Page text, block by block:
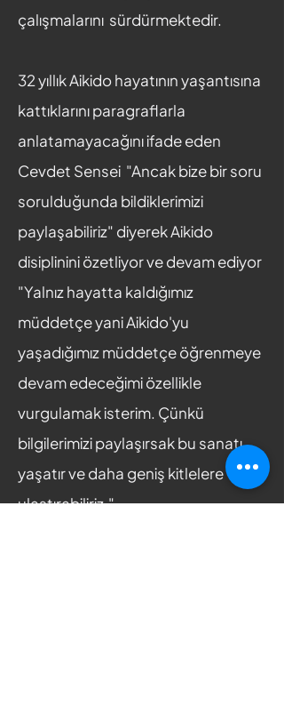
çalışmalarını sürdürmektedir.
32 yıllık Aikido hayatının yaşantısına
kattıklarını paragraflarla
anlatamayacağını ifade eden
Cevdet Sensei "Ancak bize bir soru
sorulduğunda bildiklerimizi
paylaşabiliriz" diyerek Aikido
disiplinini özetliyor ve devam ediyor
"Yalnız hayatta kaldığımız
müddetçe yani Aikido'yu
yaşadığımız müddetçe öğrenmeye
devam edeceğimi özellikle
vurgulamak isterim. Çünkü
bilgilerimizi paylaşırsak bu sanatı
yaşatır ve daha geniş kitlelere
ulaştırabiliriz."